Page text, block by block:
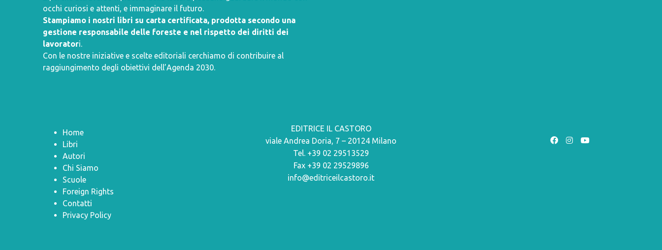
occhi curiosi e attenti, e immaginare il futuro.
Stampiamo i nostri libri su carta certificata, prodotta secondo una
gestione responsabile delle foreste e nel rispetto dei diritti dei
lavoratori.
Con le nostre iniziative e scelte editoriali cerchiamo di contribuire al
raggiungimento degli obiettivi dell’Agenda 2030.
Home
Libri
Autori
Chi Siamo
Scuole
Foreign Rights
Contatti
Privacy Policy
EDITRICE IL CASTORO
viale Andrea Doria, 7 – 20124 Milano
Tel. +39 02 29513529
Fax +39 02 29529896
info@editriceilcastoro.it